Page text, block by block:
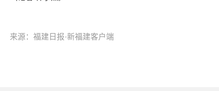
来源：福建日报·新福建客户端